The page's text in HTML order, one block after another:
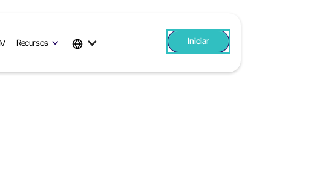
Recursos
Iniciar
sessão